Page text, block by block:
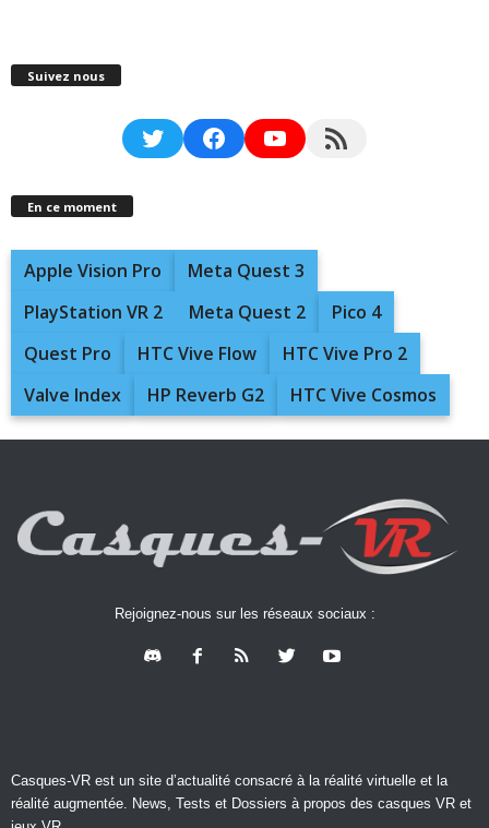
Suivez nous
TwitterFacebookYouTubeRSS Feed
En ce moment
Apple Vision Pro
Meta Quest 3
PlayStation VR 2
Meta Quest 2
Pico 4
Quest Pro
HTC Vive Flow
HTC Vive Pro 2
Valve Index
HP Reverb G2 HTC Vive Cosmos
Rejoignez-nous sur les réseaux sociaux :
Casques-VR est un site d’actualité consacré à la réalité virtuelle et la
réalité augmentée. News, Tests et Dossiers à propos des casques VR et